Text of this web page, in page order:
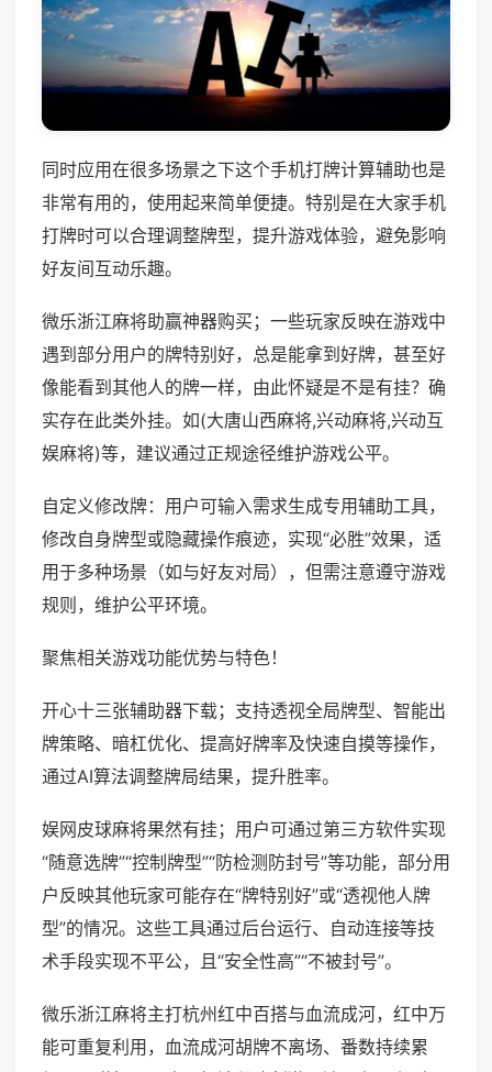
同时应用在很多场景之下这个手机打牌计算辅助也是
非常有用的，使用起来简单便捷。特别是在大家手机
打牌时可以合理调整牌型，提升游戏体验，避免影响
好友间互动乐趣。
微乐浙江麻将助赢神器购买；一些玩家反映在游戏中
遇到部分用户的牌特别好，总是能拿到好牌，甚至好
像能看到其他人的牌一样，由此怀疑是不是有挂？确
实存在此类外挂。如(大唐山西麻将,兴动麻将,兴动互
娱麻将)等，建议通过正规途径维护游戏公平。
自定义修改牌：用户可输入需求生成专用辅助工具，
修改自身牌型或隐藏操作痕迹，实现“必胜”效果，适
用于多种场景（如与好友对局），但需注意遵守游戏
规则，维护公平环境。
聚焦相关游戏功能优势与特色！
开心十三张辅助器下载；支持透视全局牌型、智能出
牌策略、暗杠优化、提高好牌率及快速自摸等操作，
通过AI算法调整牌局结果，提升胜率。
娱网皮球麻将果然有挂；用户可通过第三方软件实现
“随意选牌”“控制牌型”“防检测防封号”等功能，部分用
户反映其他玩家可能存在“牌特别好”或“透视他人牌
型”的情况。这些工具通过后台运行、自动连接等技
术手段实现不平公，且“安全性高”“不被封号”。
微乐浙江麻将主打杭州红中百搭与血流成河，红中万
能可重复利用，血流成河胡牌不离场、番数持续累